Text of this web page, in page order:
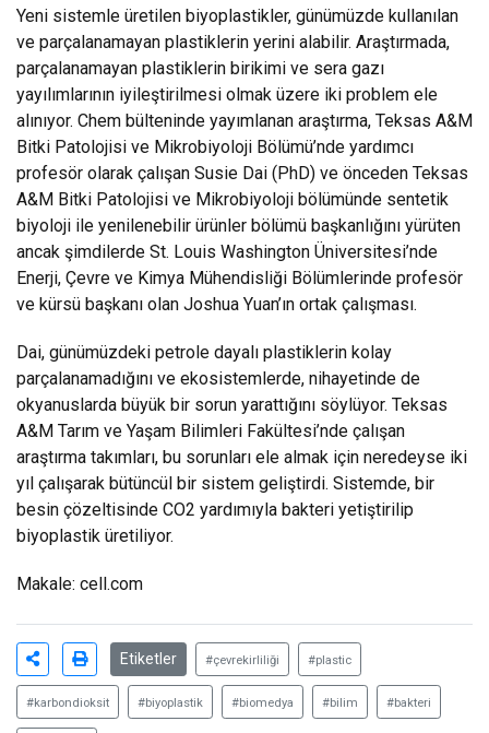
Yeni sistemle üretilen biyoplastikler, günümüzde kullanılan
ve parçalanamayan plastiklerin yerini alabilir. Araştırmada,
parçalanamayan plastiklerin birikimi ve sera gazı
yayılımlarının iyileştirilmesi olmak üzere iki problem ele
alınıyor. Chem bülteninde yayımlanan araştırma, Teksas A&M
Bitki Patolojisi ve Mikrobiyoloji Bölümü’nde yardımcı
profesör olarak çalışan Susie Dai (PhD) ve önceden Teksas
A&M Bitki Patolojisi ve Mikrobiyoloji bölümünde sentetik
biyoloji ile yenilenebilir ürünler bölümü başkanlığını yürüten
ancak şimdilerde St. Louis Washington Üniversitesi’nde
Enerji, Çevre ve Kimya Mühendisliği Bölümlerinde profesör
ve kürsü başkanı olan Joshua Yuan’ın ortak çalışması.
Dai, günümüzdeki petrole dayalı plastiklerin kolay
parçalanamadığını ve ekosistemlerde, nihayetinde de
okyanuslarda büyük bir sorun yarattığını söylüyor. Teksas
A&M Tarım ve Yaşam Bilimleri Fakültesi’nde çalışan
araştırma takımları, bu sorunları ele almak için neredeyse iki
yıl çalışarak bütüncül bir sistem geliştirdi. Sistemde, bir
besin çözeltisinde CO2 yardımıyla bakteri yetiştirilip
biyoplastik üretiliyor.
Makale: cell.com
Etiketler #çevrekirliliği #plastic
#karbondioksit #biyoplastik #biomedya #bilim #bakteri